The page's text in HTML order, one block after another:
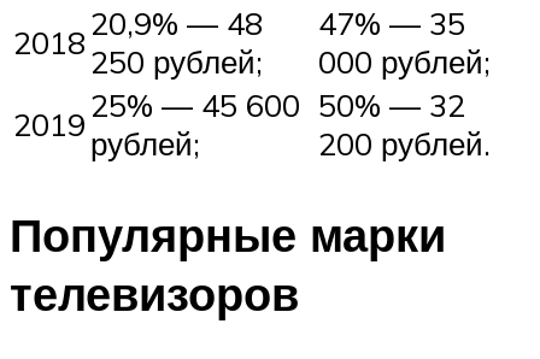
201820,9% — 48
250 рублей;
47% — 35
000 рублей;
201925% — 45 600
рублей;
50% — 32
200 рублей.
Популярные марки
телевизоров